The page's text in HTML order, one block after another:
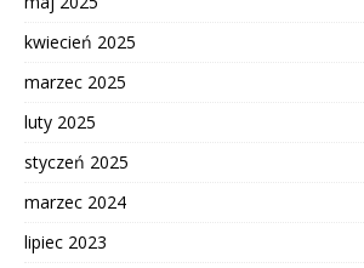
kwiecień 2025
marzec 2025
luty 2025
styczeń 2025
marzec 2024
lipiec 2023